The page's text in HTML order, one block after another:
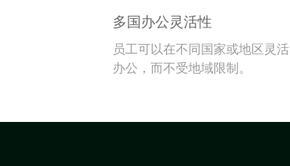
多国办公灵活性
员工可以在不同国家或地区灵活
办公，而不受地域限制。